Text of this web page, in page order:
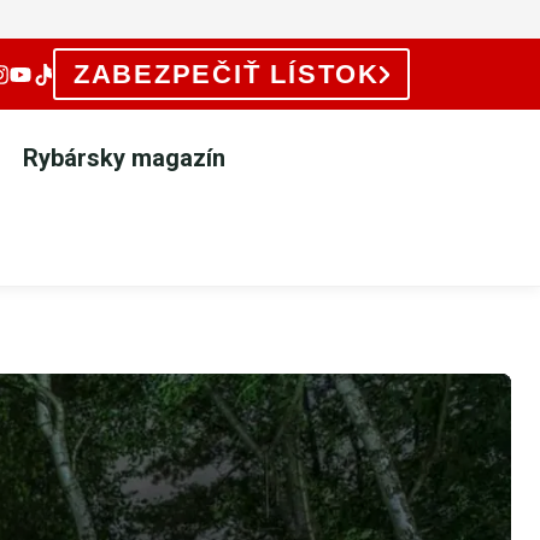
ZABEZPEČIŤ LÍSTOK
Rybársky magazín